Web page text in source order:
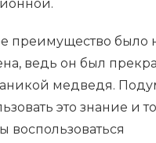
преимущество было
ведь он был
медведя.
это знание и
воспользоваться